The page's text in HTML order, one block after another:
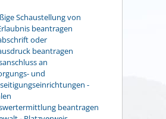
Schaustellung von
beantragen
oder
beantragen
an
und
-
beantragen